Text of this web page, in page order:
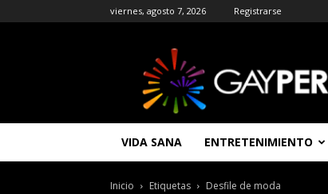
viernes, agosto 7, 2026 Registrarse
|
Entretenimiento
Noticias
Chat
VIDA SANA ENTRETENIMIENTO
Inicio Etiquetas Desfile de moda